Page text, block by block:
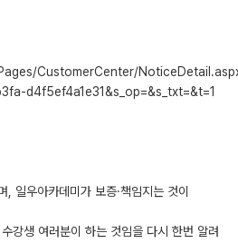
CustomerCenter/
d4f5ef4a1e31&s_op=&s_txt=&t=1
일우아카데미가 보증·책임지는 것이
강생 여러분이 하는 것임을 다시 한번 알려